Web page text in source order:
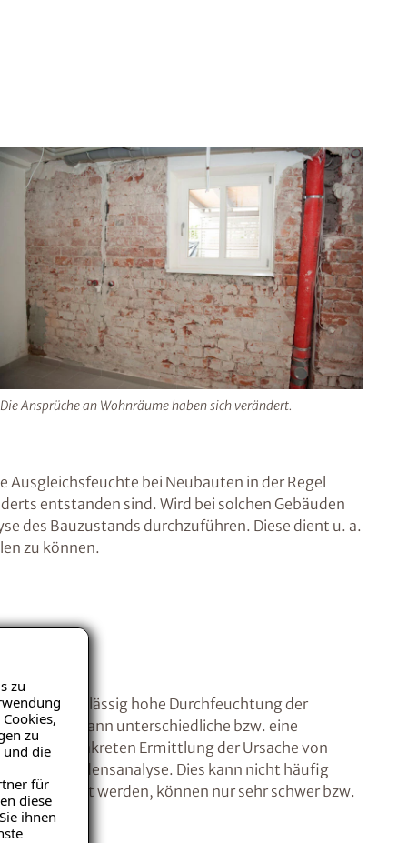
zu
zu
und die
für
diese
ihnen
Die Ansprüche an Wohnräume haben sich verändert.
bei Neubauten in der Regel
entstanden sind. Wird bei solchen Gebäuden
des Bauzustands durchzuführen. Diese dient u. a.
zu können.
eine unzulässig hohe Durchfeuchtung der
kann unterschiedliche bzw. eine
O zur konkreten Ermittlung der Ursache von
bzw. Schadensanalyse. Dies kann nicht häufig
gemacht werden, können nur sehr schwer bzw.